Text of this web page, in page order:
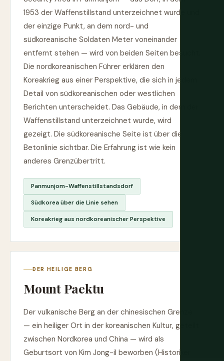
1953 der Waffenstillstand unterzeichnet wurde und
der einzige Punkt, an dem nord- und
südkoreanische Soldaten Meter voneinander
entfernt stehen — wird von beiden Seiten besucht.
Die nordkoreanischen Führer erklären den
Koreakrieg aus einer Perspektive, die sich in jedem
Detail von südkoreanischen oder westlichen
Berichten unterscheidet. Das Gebäude, in dem der
Waffenstillstand unterzeichnet wurde, wird
gezeigt. Die südkoreanische Seite ist über die
Betonlinie sichtbar. Die Erfahrung ist wie kein
anderes Grenzübertritt.
Panmunjom-Waffenstillstandsdorf
Südkorea über die Linie sehen
Koreakrieg aus nordkoreanischer Perspektive
DER HEILIGE BERG
Mount Paektu
Der vulkanische Berg an der chinesischen Grenze
— ein heiliger Ort in der koreanischen Kultur, geteilt
zwischen Nordkorea und China — wird als
Geburtsort von Kim Jong-il beworben (Historiker